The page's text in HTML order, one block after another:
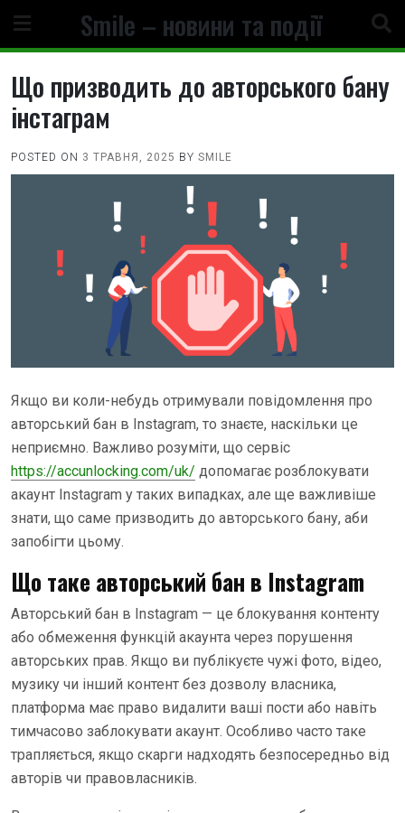
content
Smile – новини та події
Що призводить до авторського бану
інстаграм
POSTED ON 3 ТРАВНЯ, 2025 BY SMILE
Якщо ви коли-небудь отримували повідомлення про
авторський бан в Instagram, то знаєте, наскільки це
неприємно. Важливо розуміти, що сервіс
https://accunlocking.com/uk/ допомагає розблокувати
акаунт Instagram у таких випадках, але ще важливіше
знати, що саме призводить до авторського бану, аби
запобігти цьому.
Що таке авторський бан в Instagram
Авторський бан в Instagram — це блокування контенту
або обмеження функцій акаунта через порушення
авторських прав. Якщо ви публікуєте чужі фото, відео,
музику чи інший контент без дозволу власника,
платформа має право видалити ваші пости або навіть
тимчасово заблокувати акаунт. Особливо часто таке
трапляється, якщо скарги надходять безпосередньо від
авторів чи правовласників.